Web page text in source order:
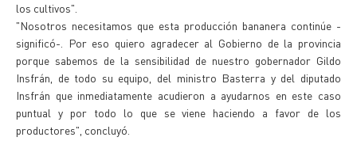
los cultivos".
"Nosotros necesitamos que esta producción bananera continúe -
significó-. Por eso quiero agradecer al Gobierno de la provincia
porque sabemos de la sensibilidad de nuestro gobernador Gildo
Insfrán, de todo su equipo, del ministro Basterra y del diputado
Insfrán que inmediatamente acudieron a ayudarnos en este caso
puntual y por todo lo que se viene haciendo a favor de los
productores", concluyó.